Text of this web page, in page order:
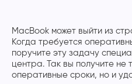
MacBook может выйти из
Когда требуется
поручите эту задачу
центра. Так вы получите не
оперативные сроки, но и